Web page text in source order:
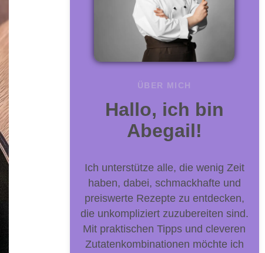
ÜBER MICH
Hallo, ich bin
Abegail!
Ich unterstütze alle, die wenig Zeit
haben, dabei, schmackhafte und
preiswerte Rezepte zu entdecken,
die unkompliziert zuzubereiten sind.
Mit praktischen Tipps und cleveren
Zutatenkombinationen möchte ich